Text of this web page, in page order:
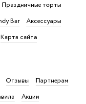
Праздничные торты
Bar
Аксессуары
Карта сайта
Отзывы
Партнерам
Акции